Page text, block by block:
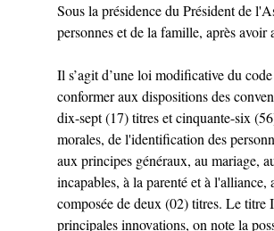
Sous la présidence du Président de
personnes et de la famille, après
Il s’agit d’une loi modificative du
conformer aux dispositions des
dix-sept (17) titres et cinquante-six
morales, de l'identification des
aux principes généraux, au mariage,
incapables, à la parenté et à l'alliance,
composée de deux (02) titres. Le
principales innovations, on note la